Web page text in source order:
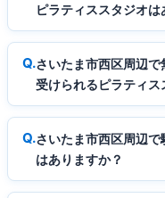
ピラティススタジオは
さいたま市西区周辺
受けられるピラティス
さいたま市西区周辺
はありますか？